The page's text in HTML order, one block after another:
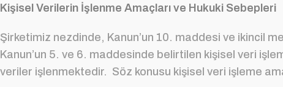
Kişisel Verilerin İşlenme Amaçları ve Hukuki Sebepleri
Şirketimiz nezdinde, Kanun’un 10. maddesi ve ikincil
Kanun’un 5. ve 6. maddesinde belirtilen kişisel veri
veriler işlenmektedir. Söz konusu kişisel veri işleme